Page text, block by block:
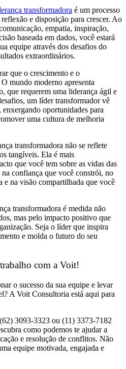
transformadora é um processo
e disposição para crescer. Ao
empatia, inspiração,
baseada em dados, você estará
equipe através dos desafios do
extraordinários.
que o crescimento e o
mundo moderno apresenta
que requerem uma liderança ágil e
um líder transformador vê
oportunidades para
uma cultura de melhoria
transformadora não se reflete
tangíveis. Ela é mais
que você tem sobre as vidas das
confiança que você constrói, no
e na visão compartilhada que você
transformadora é medida não
mas pelo impacto positivo que
Seja o líder que inspira
e molda o futuro do seu
com a Voit!
o sucesso da sua equipe e levar
A Voit Consultoria está aqui para
3093-3323 ou (11) 3373-7182
como podemos te ajudar a
e resolução de conflitos. Não
equipe motivada, engajada e